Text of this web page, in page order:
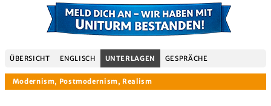
ÜBERSICHT ENGLISCH UNTERLAGEN GESPRÄCHE